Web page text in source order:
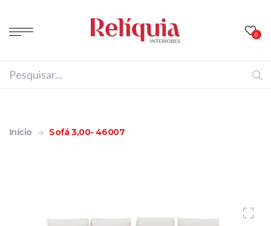
0
Início Sofá 3,00- 46007